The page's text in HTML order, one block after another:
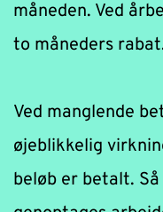
måneden. Ved
to måneders
Ved manglende
øjeblikkelig
beløb er betalt.